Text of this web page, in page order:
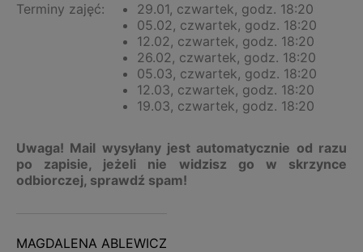
Terminy zajęć:
29.01, czwartek, godz. 18:20
05.02, czwartek, godz. 18:20
12.02, czwartek, godz. 18:20
26.02, czwartek, godz. 18:20
05.03, czwartek, godz. 18:20
12.03, czwartek, godz. 18:20
19.03, czwartek, godz. 18:20
Uwaga! Mail wysyłany jest automatycznie od razu
po zapisie, jeżeli nie widzisz go w skrzynce
odbiorczej, sprawdź spam!
MAGDALENA ABLEWICZ